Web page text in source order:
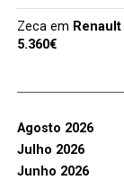
Zecaem
5.360€
Agosto 2026
Julho 2026
Junho 2026